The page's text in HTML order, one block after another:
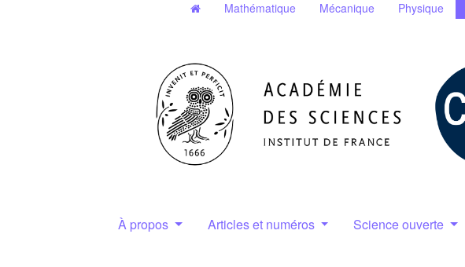
Mathématique Mécanique Physique
À propos Articles et numéros Science ouverte